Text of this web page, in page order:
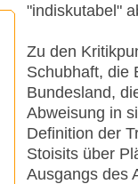
"indiskutabel"
Zu den
Schubhaft, die
Bundesland,
Abweisung in
Definition der
Stoisits über
Ausgangs des